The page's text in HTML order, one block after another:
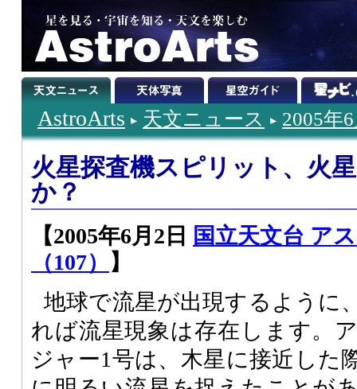
AstroArts 天文ニュース 2005年
火星探査機スピリット、火
か？
【2005年6月2日
国立天文台 ア
（107）
】
地球で流星が出現するように
れば流星現象は存在します。
ジャー1号は、木星に接近した